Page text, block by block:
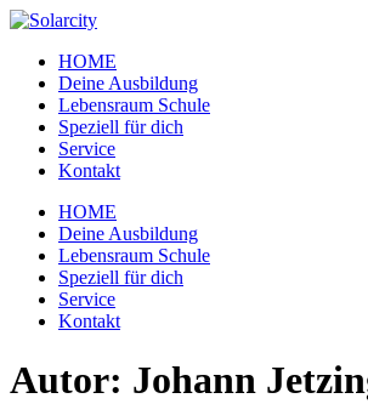
Zum
wechselnHOME
Deine Ausbildung
Lebensraum Schule
Speziell für dich
Service
Kontakt
Menü
HOME
Deine Ausbildung
Lebensraum Schule
Speziell für dich
Service
Kontakt
Autor: Johann